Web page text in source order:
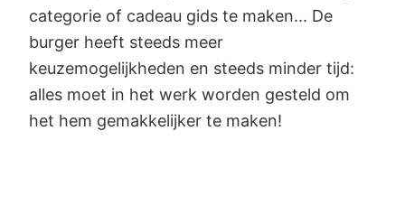
categorie of cadeau gids te maken... De
burger heeft steeds meer
keuzemogelijkheden en steeds minder tijd:
alles moet in het werk worden gesteld om
het hem gemakkelijker te maken!